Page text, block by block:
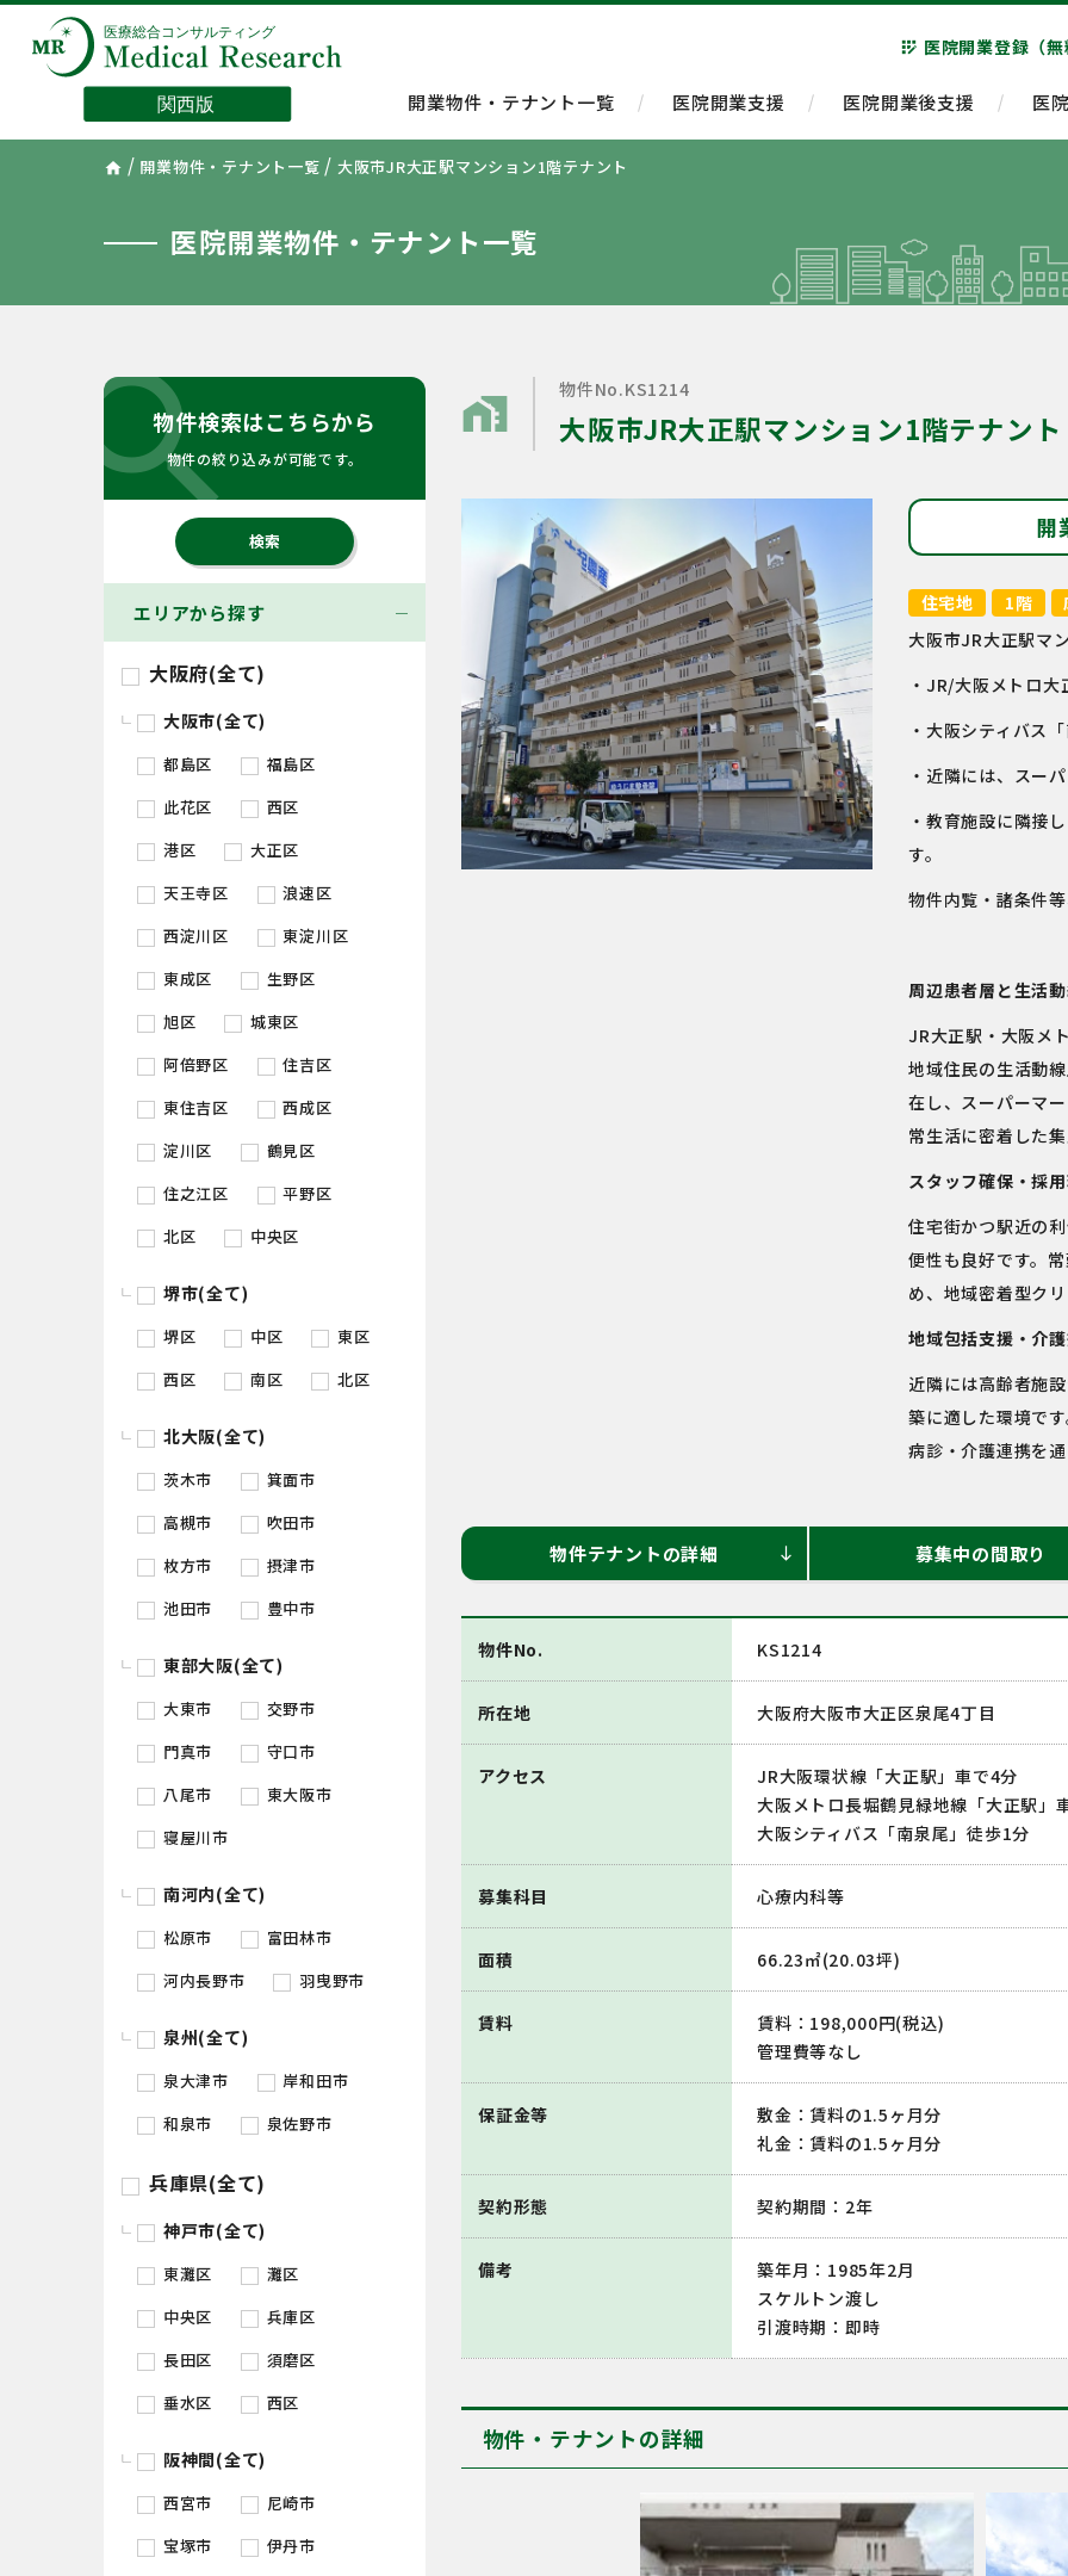
app_registration 医院開業登録（
開業物件・テナント一覧 医院開業支援 医院開業後支援 医
home / 開業物件・テナント一覧 / 大阪市JR大正駅マンション1階テナント
医院開業物件・テナント一覧
物件検索はこちらから
物件の絞り込みが可能です。
search
エリアから探す
大阪府(全て)
大阪市(全て)
都島区
福島区
此花区
西区
港区
大正区
天王寺区
浪速区
西淀川区
東淀川区
東成区
生野区
旭区
城東区
阿倍野区
住吉区
東住吉区
西成区
淀川区
鶴見区
住之江区
平野区
北区
中央区
堺市(全て)
堺区 中区
東区
西区
南区 北区
北大阪(全て)
茨木市
箕面市
高槻市
吹田市
枚方市
摂津市
池田市
豊中市
東部大阪(全て)
大東市
交野市
門真市
守口市
八尾市
東大阪市
寝屋川市
南河内(全て)
松原市
富田林市
河内長野市
羽曳野市
泉州(全て)
泉大津市
岸和田市
和泉市
泉佐野市
兵庫県(全て)
神戸市(全て)
東灘区
灘区
中央区
兵庫区
長田区
須磨区
垂水区
西区
阪神間(全て)
西宮市
尼崎市
宝塚市
伊丹市
home_work
物件No.KS1214
大阪市JR大正駅マンション1階テナント
開
住宅地 1階
大阪市JR大正駅マ
・JR/大阪メトロ
・大阪シティバス
・近隣には、スー
・教育施設に隣接
す。
物件内覧・諸条件
周辺患者層と生活
JR大正駅・大阪メ
地域住民の生活動
在し、スーパーマ
常生活に密着した
スタッフ確保・採
住宅街かつ駅近の
便性も良好です。
め、地域密着型ク
地域包括支援・介
近隣には高齢者施
築に適した環境で
病診・介護連携を
物件テナントの詳細 south 募集中の間取り
物件No. KS1214
所在地 大阪府大阪市大正区泉尾4丁目
アクセス
JR大阪環状線「大正駅」車で4分
大阪メトロ長堀鶴見緑地線「大正駅」
大阪シティバス「南泉尾」徒歩1分
募集科目 心療内科等
面積 66.23㎡(20.03坪)
賃料
賃料：198,000円(税込)
管理費等なし
保証金等
敷金：賃料の1.5ヶ月分
礼金：賃料の1.5ヶ月分
契約形態 契約期間：2年
備考
築年月：1985年2月
スケルトン渡し
引渡時期：即時
物件・テナントの詳細